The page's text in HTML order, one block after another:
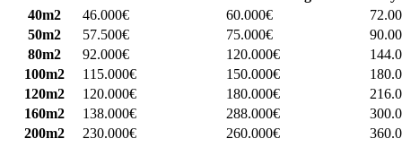
40m2
46.000€ 60.000€
50m2
57.500€ 75.000€
80m2
92.000€ 120.000€
100m2
115.000€ 150.000€
120m2
120.000€ 180.000€
160m2
138.000€ 288.000€
200m2
230.000€ 260.000€